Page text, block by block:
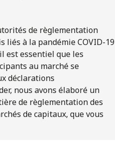
de règlementation
liés à la pandémie COVID-19
est essentiel que les
au marché se
déclarations
nous avons élaboré un
de règlementation des
de capitaux, que vous